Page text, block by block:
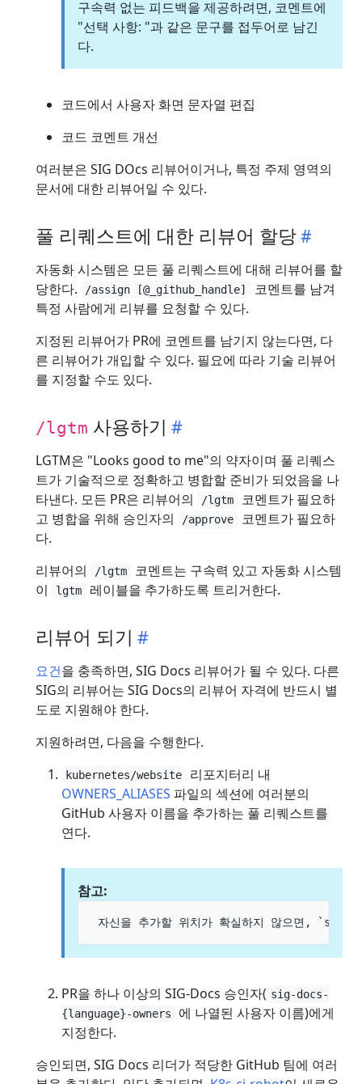
구속력 없는 피드백을 제공하려면, 코멘트에
"선택 사항: "과 같은 문구를 접두어로 남긴
다.
코드에서 사용자 화면 문자열 편집
코드 코멘트 개선
여러분은 SIG DOcs 리뷰어이거나, 특정 주제 영역의
문서에 대한 리뷰어일 수 있다.
풀 리퀘스트에 대한 리뷰어 할당
자동화 시스템은 모든 풀 리퀘스트에 대해 리뷰어를 할
당한다.
/assign [@_github_handle]
코멘트를 남겨
특정 사람에게 리뷰를 요청할 수 있다.
지정된 리뷰어가 PR에 코멘트를 남기지 않는다면, 다
른 리뷰어가 개입할 수 있다. 필요에 따라 기술 리뷰어
를 지정할 수도 있다.
/lgtm 사용하기
LGTM은 "Looks good to me"의 약자이며 풀 리퀘스
트가 기술적으로 정확하고 병합할 준비가 되었음을 나
타낸다. 모든 PR은 리뷰어의
/lgtm
코멘트가 필요하
고 병합을 위해 승인자의
/approve
코멘트가 필요하
다.
리뷰어의
/lgtm
코멘트는 구속력 있고 자동화 시스템
이
lgtm 레이블을 추가하도록 트리거한다.
리뷰어 되기
요건을 충족하면, SIG Docs 리뷰어가 될 수 있다. 다른
SIG의 리뷰어는 SIG Docs의 리뷰어 자격에 반드시 별
도로 지원해야 한다.
지원하려면, 다음을 수행한다.
kubernetes/website
리포지터리 내
OWNERS_ALIASES 파일의 섹션에 여러분의
GitHub 사용자 이름을 추가하는 풀 리퀘스트를
연다.
참고:
PR을 하나 이상의 SIG-Docs 승인자( sig-docs-
{language}-owners
에 나열된 사용자 이름)에게
지정한다.
승인되면, SIG Docs 리더가 적당한 GitHub 팀에 여러